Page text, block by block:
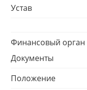
Устав
Финансовый орган
Документы
Положение